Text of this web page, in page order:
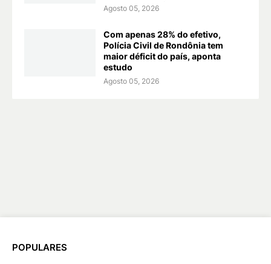
Agosto 05, 2026
Com apenas 28% do efetivo,
Polícia Civil de Rondônia tem
maior déficit do país, aponta
estudo
Agosto 05, 2026
POPULARES